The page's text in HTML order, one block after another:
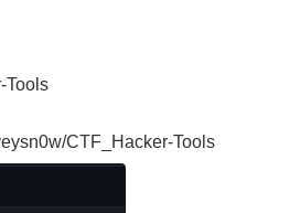
Tools
CTF_Hacker-Tools